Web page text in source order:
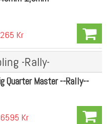
265 Kr
-Rally-
Quarter Master --Rally--
6595 Kr